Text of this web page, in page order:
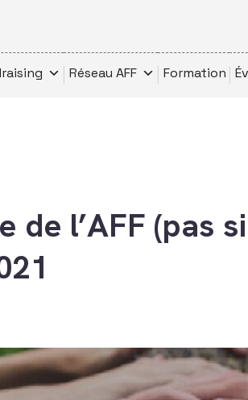
Réseau AFF Formation
de l’AFF (pas